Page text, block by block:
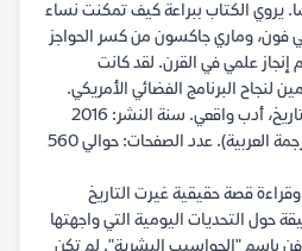
يروي الكتاب ببراعة كيف تمكنت نساء
فون، وماري جاكسون من كسر الحواجز
إنجاز علمي في القرن. لقد كانت
لنجاح البرنامج الفضائي الأمريكي.
تصنيف الكتاب: سيرة ذاتية، تاريخ، أدب واقعي. سنة النشر: 2016
(النسخة الأصلية)، 2020 (الترجمة العربية). عدد الصفحات: حوالي 560
حول التحديات اليومية التي واجهتها
باسم "الحواسيب البشرية". لم تكن